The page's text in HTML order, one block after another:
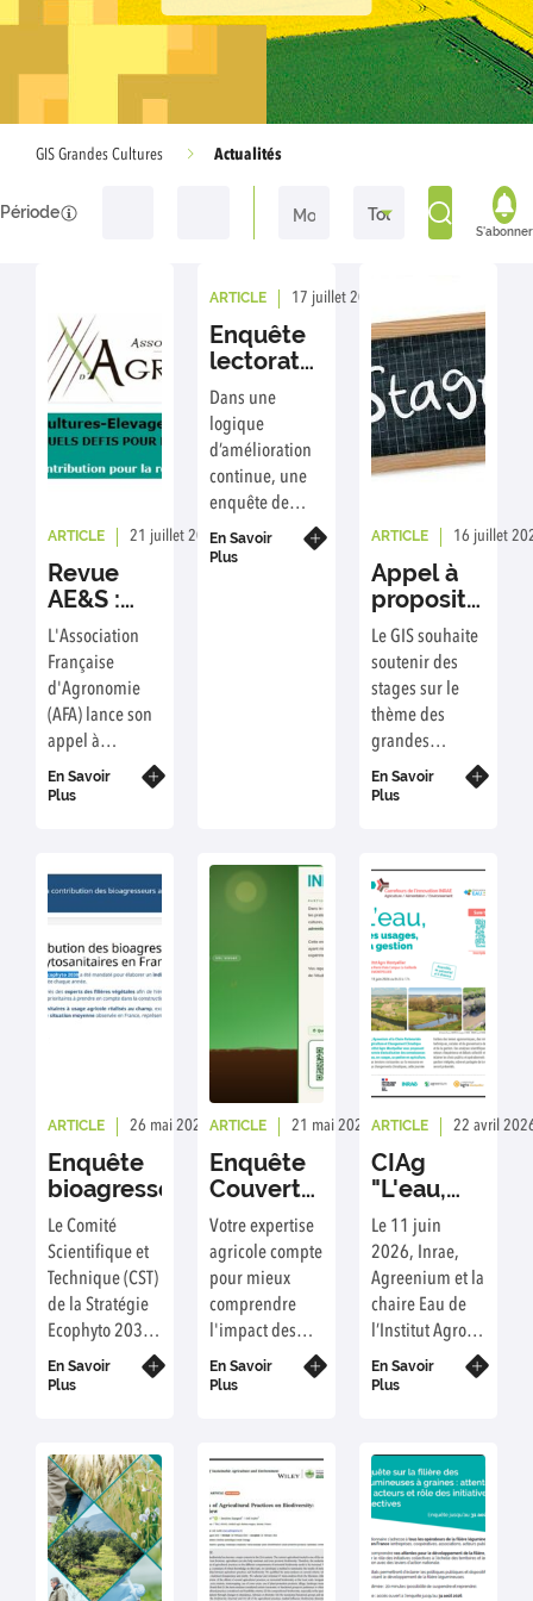
GIS Grandes Cultures Actualités
Période
S'abonner
ARTICLE 21 juillet 2026 Rédaction : GIS Grandes Cultures
Revue
AE&S :
Appel à
contribution
Reconnexion
Cultures-
Elevage
L'Association
Française
d'Agronomie
(AFA) lance son
appel à
contribution
Reconnexion
Agronomie.
Quels enjeux ?
pour les
agronomes ?
En Savoir
Plus
ARTICLE 17 juillet 2026
Enquête
lectorat
des
revues de
transfert
INRAE :
votre avis
nous
intéresse
!
Dans une
logique
d’amélioration
continue, une
enquête de
lectorat est
proposée afin
En Savoir
Plus
ARTICLE 16 juillet
Appel à
propositions
de
bourses
de stage
pour 2027
- Date
limite 18
septembre
2026
Le GIS souhaite
soutenir des
stages sur le
thème des
grandes
cultures et
lance pour cela
ouvert jusqu'au
18 septembre
2026.
En Savoir
Plus
ARTICLE 26 mai 2026 Rédaction : GIS GC
Enquête
bioagresseurs
Le Comité
Scientifique et
Technique (CST)
de la Stratégie
Ecophyto 2030
lance une
consultation
filières
végétales afin
de hiérarchiser
les
bioagresseurs
en fonction de
En Savoir
Plus
ARTICLE 21 mai 2026 Rédaction : GIS GC
Enquête
Couverts
Permanents
en
Grandes
Cultures
Votre expertise
agricole compte
pour mieux
comprendre
l'impact des
couverts
permanents sur
En Savoir
Plus
ARTICLE 22 avril
CIAg
"L'eau,
ses
usages,
sa
gestion"
Le 11 juin
2026, Inrae,
Agreenium et la
chaire Eau de
l’Institut Agro
Montpellier
vous proposent
des
connaissances
sur l’eau, ses
usages, sa
gestion, en
agriculture.
En Savoir
Plus